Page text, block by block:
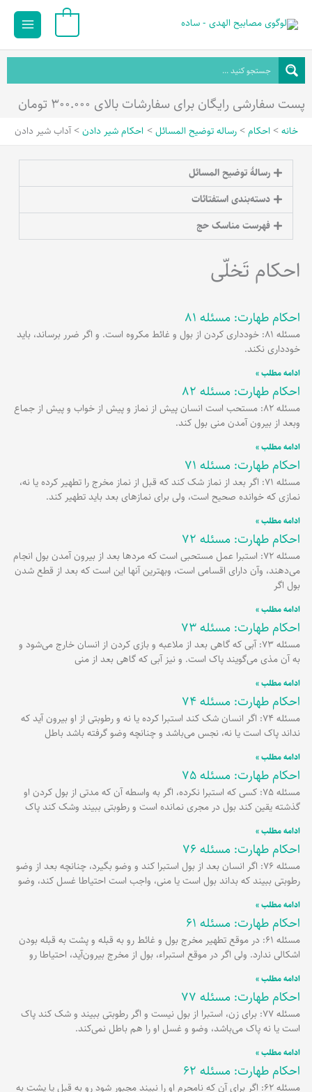
محتوا
Main
پست سفارشی رایگان برای سفارشات بالای ۳۰۰.۰۰۰ تومان
خانه احکام رساله توضیح المسائل احکام شیر دادن آداب شیر دادن
رسالۀ توضیح المسائل
دسته‌بندی استفتائات
فهرست مناسک حج
احکام تَخلّی
احکام طهارت: مسئله 81
مسئله 81: خودداری کردن از بول و غائط مکروه است. و اگر ضرر برساند، باید
خودداری نکند.
ادامه مطلب »
احکام طهارت: مسئله 82
مسئله 82: مستحب است انسان پیش از نماز و پیش از خواب و پیش از جماع
وبعد از بیرون آمدن منی بول کند.
ادامه مطلب »
احکام طهارت: مسئله 71
مسئله 71: اگر بعد از نماز شک کند که قبل از نماز مخرج را تطهیر کرده یا نه،
نمازی که خوانده صحیح است، ولی برای نمازهای بعد باید تطهیر کند.
ادامه مطلب »
احکام طهارت: مسئله 72
مسئله 72: استبرا عمل مستحبی است که مردها بعد از بیرون آمدن بول انجام
می‌دهند، وآن دارای اقسامی است، وبهترین آنها این است که بعد از قطع شدن
بول اگر
ادامه مطلب »
احکام طهارت: مسئله 73
مسئله 73: آبی که گاهی بعد از ملاعبه و بازی کردن از انسان خارج می‌شود و
به آن مذی می‌گویند پاک است. و نیز آبی که گاهی بعد از منی
ادامه مطلب »
احکام طهارت: مسئله 74
مسئله 74: اگر انسان شک کند استبرا کرده یا نه و رطوبتی از او بیرون آید که
نداند پاک است یا نه، نجس می‌باشد و چنانچه وضو گرفته باشد باطل
ادامه مطلب »
احکام طهارت: مسئله 75
مسئله 75: کسی که استبرا نکرده، اگر به واسطه آن که مدتی از بول کردن او
گذشته یقین کند بول در مجری نمانده است و رطوبتی ببیند وشک کند پاک
ادامه مطلب »
احکام طهارت: مسئله 76
مسئله 76: اگر انسان بعد از بول استبرا کند و وضو بگیرد، چنانچه بعد از وضو
رطوبتی ببیند که بداند بول است یا منی، واجب است احتیاطا غسل کند، وضو
ادامه مطلب »
احکام طهارت: مسئله 61
مسئله 61: در موقع تطهیر مخرج بول و غائط رو به قبله و پشت به قبله بودن
اشکالی ندارد. ولی اگر در موقع استبراء، بول از مخرج بیرون‌آید، احتیاطا رو
ادامه مطلب »
احکام طهارت: مسئله 77
مسئله 77: برای زن، استبرا از بول نیست و اگر رطوبتی ببیند و شک کند پاک
است یا نه پاک می‌باشد، وضو و غسل او را هم باطل نمی‌کند.
ادامه مطلب »
احکام طهارت: مسئله 62
مسئله 62: اگر برای آن که نامحرم او را نبیند مجبور شود رو به قبل یا پشت به
برگهبرگهبرگه